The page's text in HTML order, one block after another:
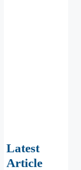
Latest
Article